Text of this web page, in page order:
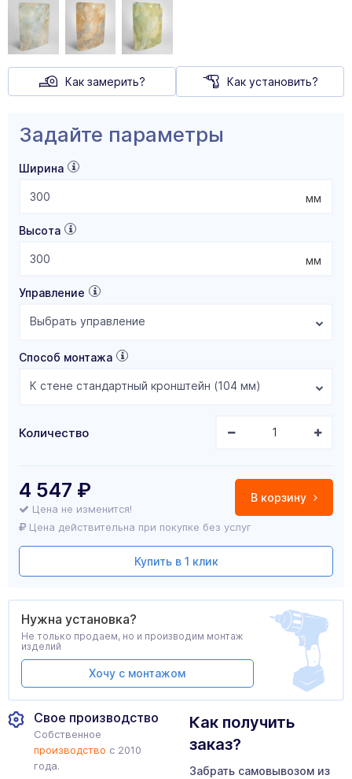
Как замерить? Как установить?
Задайте параметры
Ширина
мм
Высота
мм
Управление
Выбрать управление
Способ монтажа
К стене стандартный кронштейн (104 мм)
Количество
В корзину
4 547 ₽
Цена не изменится!
Цена действительна при покупке без услуг
Купить в 1 клик
Свое производство
Собственное
производство с 2010
года.
Как получить
заказ?
Забрать самовывозом из
Нужна установка?
Не только продаем, но и производим монтаж
изделий
Хочу с монтажом